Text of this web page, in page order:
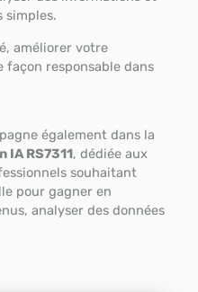
simples.
améliorer votre
façon responsable dans
également dans la
RS7311, dédiée aux
souhaitant
pour gagner en
analyser des données